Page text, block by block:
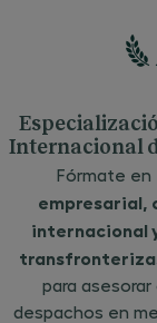
Internacional
Fórmate en
empresarial,
internacional
para
despachos en